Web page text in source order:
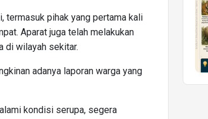
termasuk pihak yang pertama kali
Aparat juga telah melakukan
di wilayah sekitar.
adanya laporan warga yang
kondisi serupa, segera